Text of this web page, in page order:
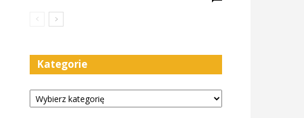
Kategorie
Kategorie